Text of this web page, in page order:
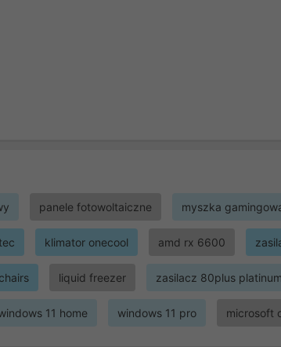
panele fotowoltaiczne myszka
klimator onecool amd rx 6600
liquid freezer zasilacz 80plus platinum
11 home windows 11 pro microsoft